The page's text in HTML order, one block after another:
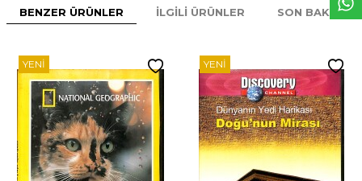
BENZER ÜRÜNLER İLGILI ÜRÜNLER SON
YENI YENI